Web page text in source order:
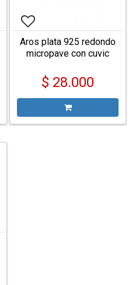
Aros plata 925 redondo
micropave con cuvic
$ 28.000